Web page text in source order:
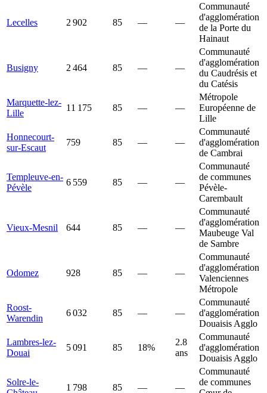
Lecelles 2 902 85 — —
Communauté
d'agglomération
de la Porte du
Hainaut
Busigny 2 464 85 — —
Communauté
d'agglomération
du Caudrésis et
du Catésis
Marquette-lez-
Lille
11 175 85 — —
Métropole
Européenne de
Lille
Honnecourt-
sur-Escaut
759 85 — —
Communauté
d'agglomération
de Cambrai
Templeuve-en-
Pévèle
6 559 85 — —
Communauté
de communes
Pévèle-
Carembault
Vieux-Mesnil 644 85 — —
Communauté
d'agglomération
Maubeuge Val
de Sambre
Odomez 928 85 — —
Communauté
d'agglomération
Valenciennes
Métropole
Roost-
Warendin
6 032 85 — —
Communauté
d'agglomération
Douaisis Agglo
Lambres-lez-
Douai
5 091 85 18%
2.8
ans
Communauté
d'agglomération
Douaisis Agglo
Solre-le-
1 798 85 — —
Communauté
de communes